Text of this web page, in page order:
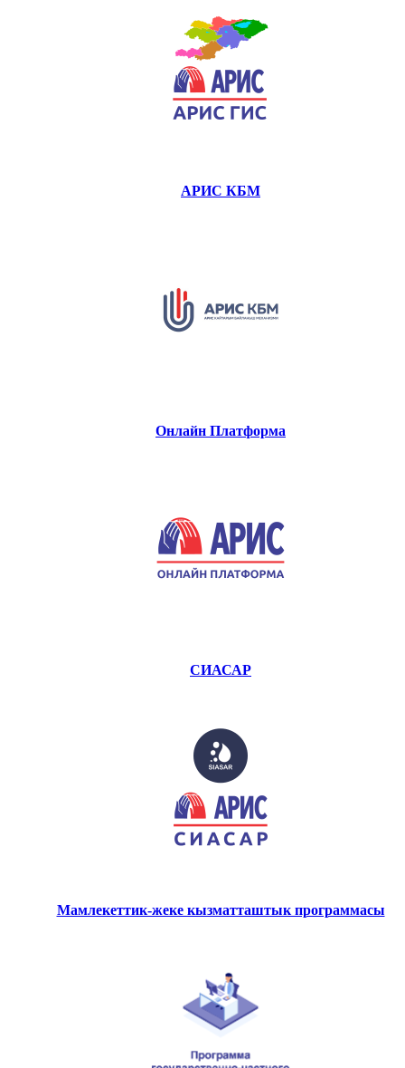
АРИС КБМ
Онлайн Платформа
СИАСАР
Мамлекеттик-жеке кызматташтык программасы